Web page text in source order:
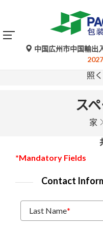
Google翻訳による自動
場合があります。ご不明
照
中国広州市中国輸出
2027
ス
家
*Mandatory Fields
Contact
Last Name*